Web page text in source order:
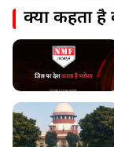
क्या कहता है